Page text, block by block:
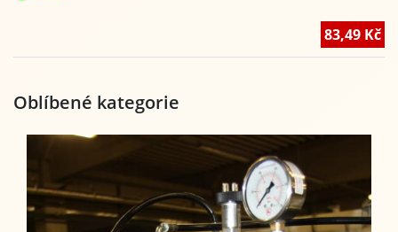
83,49 Kč
Oblíbené kategorie